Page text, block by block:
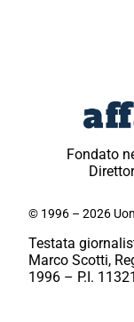
Fondato
© 1996 – 2026
Testata
Marco Scotti,
1996 – P.I.